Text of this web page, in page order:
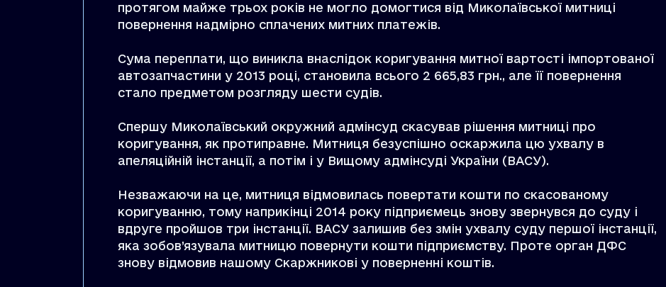
протягом майже трьох років не могло домогтися від Миколаївської митниці
повернення надмірно сплачених митних платежів.
Сума переплати, що виникла внаслідок коригування митної вартості імпортованої
автозапчастини у 2013 році, становила всього 2 665,83 грн., але її повернення
стало предметом розгляду шести судів.
Спершу Миколаївський окружний адмінсуд скасував рішення митниці про
коригування, як протиправне. Митниця безуспішно оскаржила цю ухвалу в
апеляційній інстанції, а потім і у Вищому адмінсуді України (ВАСУ).
Незважаючи на це, митниця відмовилась повертати кошти по скасованому
коригуванню, тому наприкінці 2014 року підприємець знову звернувся до суду і
вдруге пройшов три інстанції. ВАСУ залишив без змін ухвалу суду першої інстанції,
яка зобов’язувала митницю повернути кошти підприємству. Проте орган ДФС
знову відмовив нашому Скаржникові у поверненні коштів.